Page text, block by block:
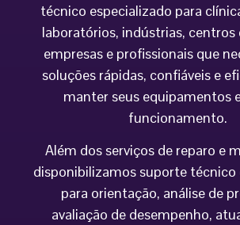
técnico especializado para
laboratórios, indústrias, centros
empresas e profissionais que
soluções rápidas, confiáveis e
manter seus equipamentos
funcionamento.
Além dos serviços de reparo e
disponibilizamos suporte técnico
para orientação, análise de
avaliação de desempenho,